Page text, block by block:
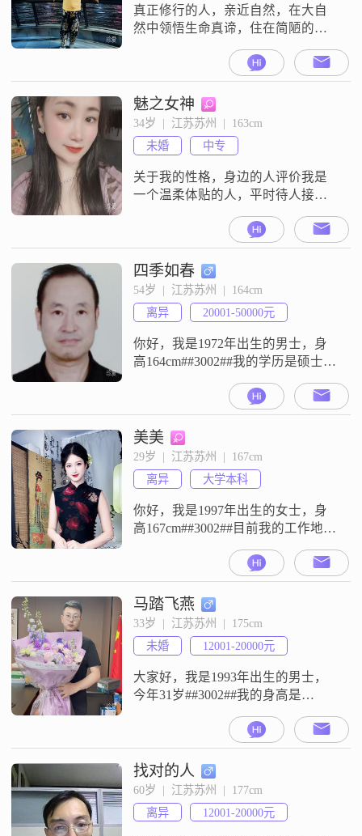
真正修行的人，亲近自然，在大自
然中领悟生命真谛，住在简陋的土
木或土石房子里，严格遵循着清规
戒律，头顶三尺有神明，平日粗茶
淡饭，自力更生。喜欢清静无为，
只有碰到投机的人，才会说上几句
话。在宁静的地方修炼，才是红尘
悟道。何为修行……修正自己不
足，心存善念，何为福报……行善
积德，善多福临，社会有三类
人……恶人……恶因恶果……
魅之女神
34岁  |  江苏苏州  |  163cm
未婚
中专
关于我的性格，身边的人评价我是
一个温柔体贴的人，平时待人接物
起的时候氛围都比较轻松##3002##
在与人交往的过程中，我始终觉得
自己是一个真诚可靠的人，不喜欢
虚的东西，更看重实实在在的相处
和沟通##3002##我是一个性格比较
平稳的人，平时不太爱计较，觉得
大家相处舒服最重要##3002##
四季如春
54岁  |  江苏苏州  |  164cm
离异
20001-50000元
你好，我是1972年出生的男士，身
高164cm##3002##我的学历是硕士，
入在20001元到50000元这个区间
##3002##我是一个责任感强的人，
平时做事成熟稳重，对待人和事真
诚可靠##3002##这些是我具备的特
征##3002##我目前生活在苏州，工
作也在这里##3002
美美
29岁  |  江苏苏州  |  167cm
离异
大学本科
你好，我是1997年出生的女士，身
高167cm##3002##目前我的工作地在
20001到50000元之间##3002##我的
性格比较安静内敛，平时情绪稳
定，也比较善解人意##3002##同时
我也是一个坚韧要强的人##3002##
在空闲时间，我喜欢看电影和追剧
##3002##对于感情，我比
马踏飞燕
33岁  |  江苏苏州  |  175cm
未婚
12001-20000元
大家好，我是1993年出生的男士，
今年31岁##3002##我的身高是
##3002##我现在的工作地点在苏州
##3002##我的月收入在12000元到
20000元这个区间##3002##关于我的
个人特征，我是一个活在当下的人
##3002##我平时保持乐观积极的心
态##3002##
找对的人
60岁  |  江苏苏州  |  177cm
离异
12001-20000元